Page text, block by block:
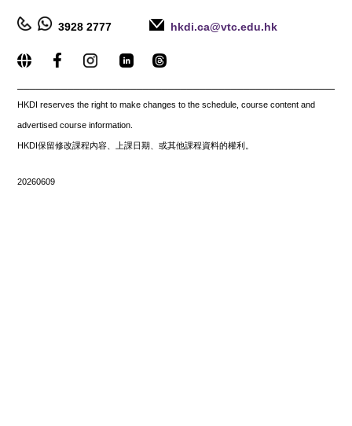
3928 2777 hkdi.ca@vtc.edu.hk
HKDI reserves the right to make changes to the schedule, course content and
advertised course information.
HKDI保留修改課程內容、上課日期、或其他課程資料的權利。
20260609